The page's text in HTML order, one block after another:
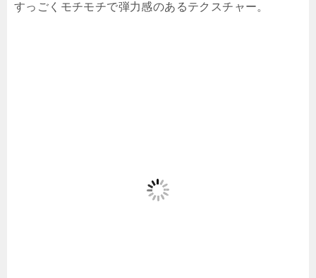
すっごくモチモチで弾力感のあるテクスチャー。